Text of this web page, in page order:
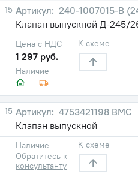
15
240-1007015-В
Клапан выпускной Д-
Наличие
Цена с НДС
1 297 руб.
К схеме
15
4753421198 ВМС
Клапан выпускной
Наличие
Обратитесь к
консультанту
К схеме